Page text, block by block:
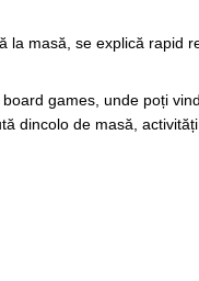
masă, se explică rapid
games, unde poți
dincolo de masă,